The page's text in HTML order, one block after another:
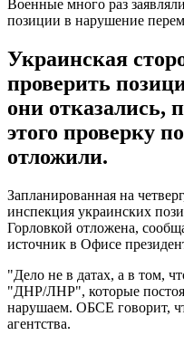
Военные много раз
позиции в нарушение
Украинская
проверить
они
этого проверку
отложили.
Запланированная на
инспекция украинских
Горловкой отложена,
источник в Офисе
"Дело не в датах, а в том,
"ДНР/ЛНР", которые
нарушаем. ОБСЕ говорит,
агентства.